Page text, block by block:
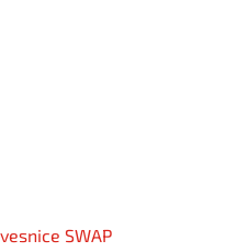
SWAP